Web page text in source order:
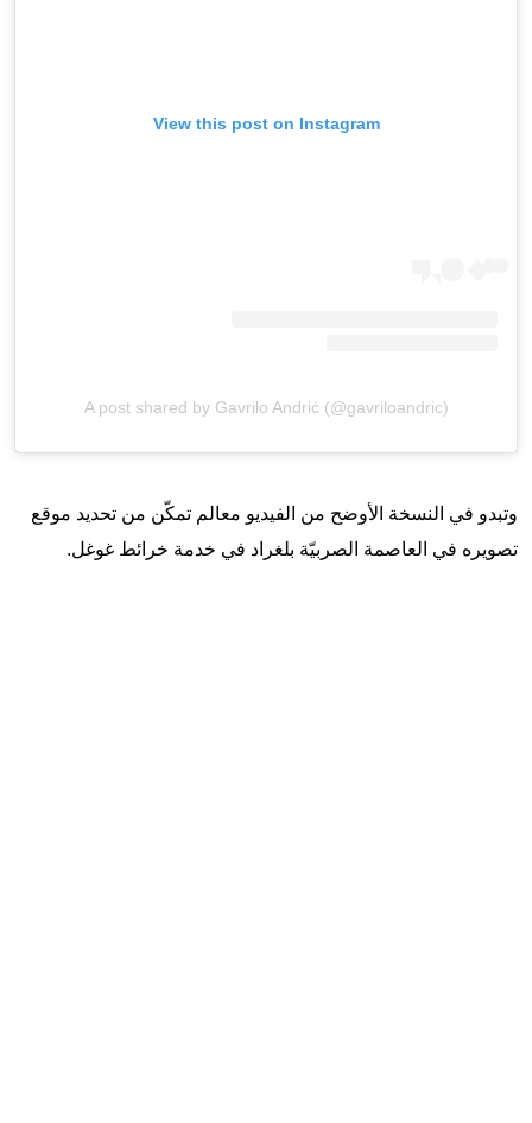
View this post on Instagram
A post shared by Gavrilo Andrić (@gavriloandric)
وتبدو في النسخة الأوضح من الفيديو معالم تمكّن من تحديد موقع
تصويره في العاصمة الصربيّة بلغراد في خدمة خرائط غوغل.